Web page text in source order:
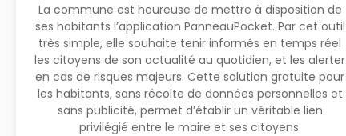
La commune est heureuse de mettre à disposition de
ses habitants l’application PanneauPocket. Par cet outil
très simple, elle souhaite tenir informés en temps réel
les citoyens de son actualité au quotidien, et les alerter
en cas de risques majeurs. Cette solution gratuite pour
les habitants, sans récolte de données personnelles et
sans publicité, permet d’établir un véritable lien
privilégié entre le maire et ses citoyens.